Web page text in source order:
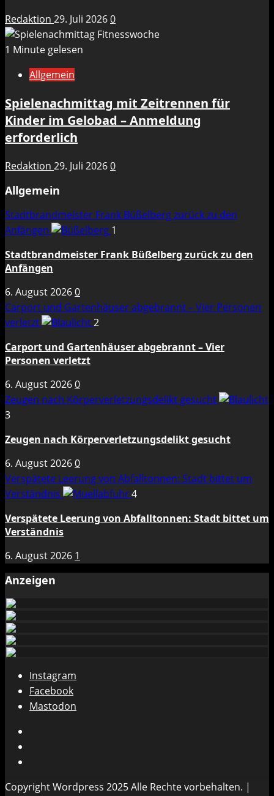
Redaktion 29. Juli 20260
1 Minute gelesen
Allgemein
Spielenachmittag mit Zeitrennen für
Kinder im Gelobad – Anmeldung
erforderlich
Redaktion 29. Juli 20260
Allgemein
Stadtbrandmeister Frank Büßelberg zurück zu den
Anfängen
1
Stadtbrandmeister Frank Büßelberg zurück zu den
Anfängen
6. August 20260
Carport und Gartenhäuser abgebrannt – Vier Personen
verletzt
2
Carport und Gartenhäuser abgebrannt – Vier
Personen verletzt
6. August 20260
Zeugen nach Körperverletzungsdelikt gesucht
3
Zeugen nach Körperverletzungsdelikt gesucht
6. August 20260
Verspätete Leerung von Abfalltonnen: Stadt bittet um
Verständnis
4
Verspätete Leerung von Abfalltonnen: Stadt bittet um
Verständnis
6. August 2026 1
Anzeigen
Instagram
Facebook
Mastodon
Copyright Wordpress 2025 Alle Rechte vorbehalten. |